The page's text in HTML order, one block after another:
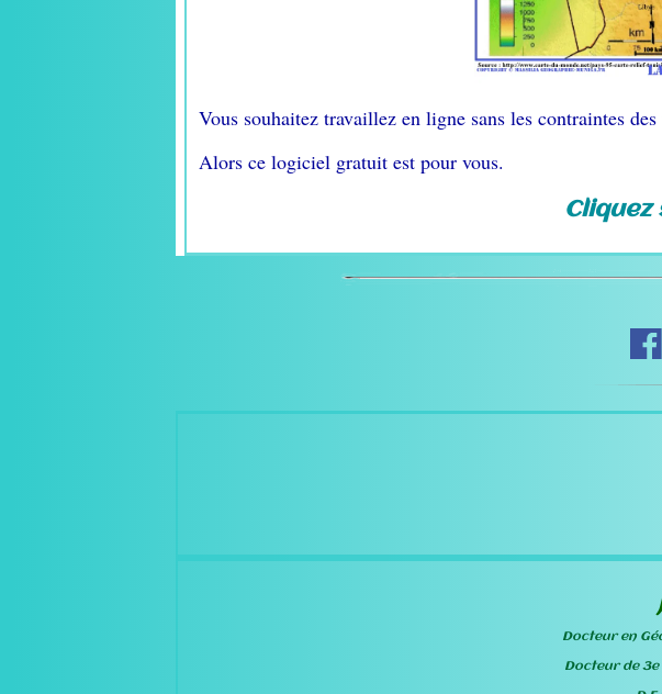
Vous souhaitez travaillez en ligne sans les contraintes
Alors ce logiciel gratuit est pour vous.
Cliquez
Docteur en
Docteur de